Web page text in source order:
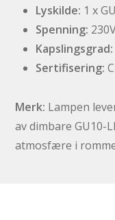
Lyskilde: 1 x
Spenning:
Kapslingsgrad:
Sertifisering:
Merk: Lampen
av dimbare
atmosfære i